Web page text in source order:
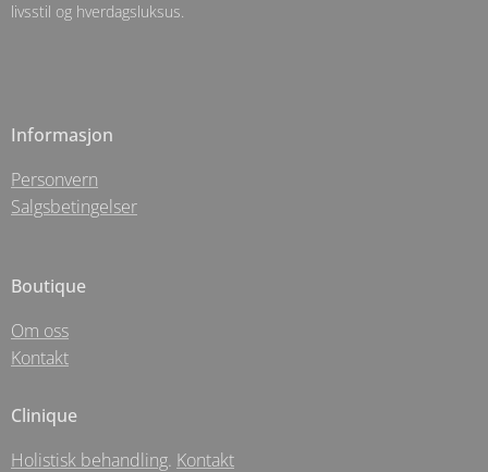
livsstil og hverdagsluksus.
Informasjon
Personvern
Salgsbetingelser
Boutique
Om oss
Kontakt
Clinique
Holistisk behandling. Kontakt